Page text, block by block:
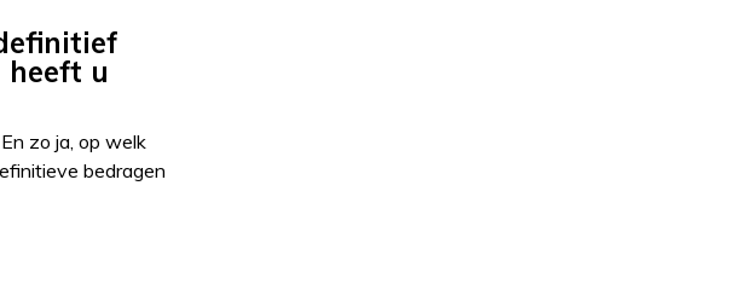
heeft u
zo ja, op welk
bedragen